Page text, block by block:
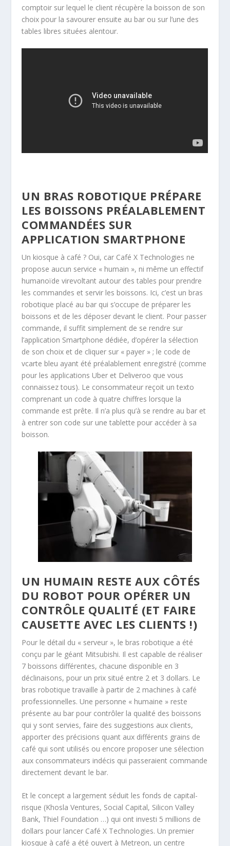
comptoir sur lequel le client récupère la boisson de son
choix pour la savourer ensuite au bar ou sur l’une des
tables libres situées alentour.
UN BRAS ROBOTIQUE PRÉPARE
LES BOISSONS PRÉALABLEMENT
COMMANDÉES SUR
APPLICATION SMARTPHONE
Un kiosque à café ? Oui, car Café X Technologies ne
propose aucun service « humain », ni même un effectif
humanoïde virevoltant autour des tables pour prendre
les commandes et servir les boissons. Ici, c’est un bras
robotique placé au bar qui s’occupe de préparer les
boissons et de les déposer devant le client. Pour passer
commande, il suffit simplement de se rendre sur
l’application Smartphone dédiée, d’opérer la sélection
de son choix et de cliquer sur « payer » ; le code de
vcarte bleu ayant été préalablement enregistré (comme
pour les applications Uber et Deliveroo que vous
connaissez tous). Le consommateur reçoit un texto
comprenant un code à quatre chiffres lorsque la
commande est prête. Il n’a plus qu’à se rendre au bar et
à entrer son code sur une tablette pour accéder à sa
boisson.
UN HUMAIN RESTE AUX CÔTÉS
DU ROBOT POUR OPÉRER UN
CONTRÔLE QUALITÉ (ET FAIRE
CAUSETTE AVEC LES CLIENTS !)
Pour le détail du « serveur », le bras robotique a été
conçu par le géant Mitsubishi. Il est capable de réaliser
7 boissons différentes, chacune disponible en 3
déclinaisons, pour un prix situé entre 2 et 3 dollars. Le
bras robotique travaille à partir de 2 machines à café
professionnelles. Une personne « humaine » reste
présente au bar pour contrôler la qualité des boissons
qui y sont servies, faire des suggestions aux clients,
apporter des précisions quant aux différents grains de
café qui sont utilisés ou encore proposer une sélection
aux consommateurs indécis qui passeraient commande
directement devant le bar.
Et le concept a largement séduit les fonds de capital-
risque (Khosla Ventures, Social Capital, Silicon Valley
Bank, Thiel Foundation …) qui ont investi 5 millions de
dollars pour lancer Café X Technologies. Un premier
kiosque à café a été ouvert à Metreon, un centre